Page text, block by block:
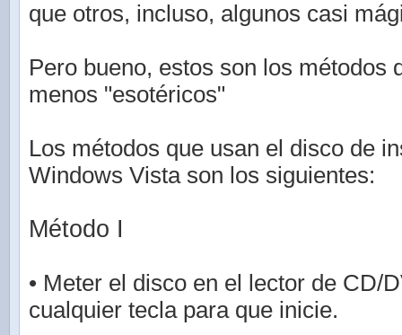
que otros, incluso, algunos casi
Pero bueno, estos son los métodos
menos "esotéricos"
Los métodos que usan el disco de
Windows Vista son los siguientes:
Método I
• Meter el disco en el lector de CD/
cualquier tecla para que inicie.